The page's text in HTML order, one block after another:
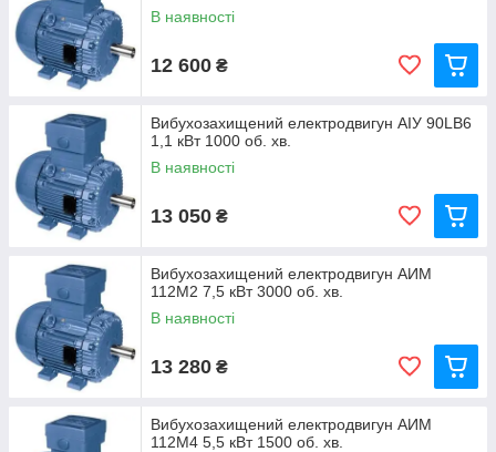
В наявності
12 600 ₴
Вибухозахищений електродвигун АІУ 90LВ6
1,1 кВт 1000 об. хв.
В наявності
13 050 ₴
Вибухозахищений електродвигун АИМ
112М2 7,5 кВт 3000 об. хв.
В наявності
13 280 ₴
Вибухозахищений електродвигун АИМ
112М4 5,5 кВт 1500 об. хв.